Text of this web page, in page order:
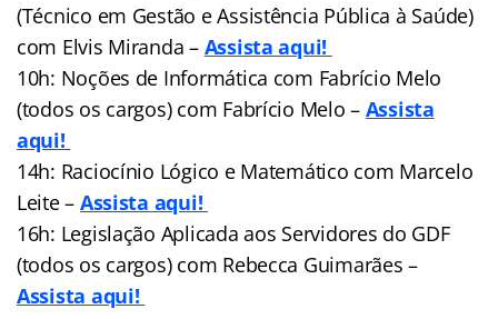
(Técnico em Gestão e Assistência Pública à Saúde)
com Elvis Miranda – Assista aqui!
10h: Noções de Informática com Fabrício Melo
(todos os cargos) com Fabrício Melo – Assista
aqui!
14h: Raciocínio Lógico e Matemático com Marcelo
Leite – Assista aqui!
16h: Legislação Aplicada aos Servidores do GDF
(todos os cargos) com Rebecca Guimarães –
Assista aqui!